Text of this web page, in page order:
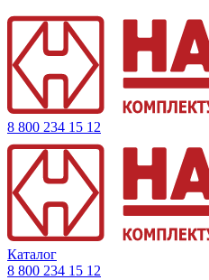
8 800 234 15 12
Каталог
8 800 234 15 12